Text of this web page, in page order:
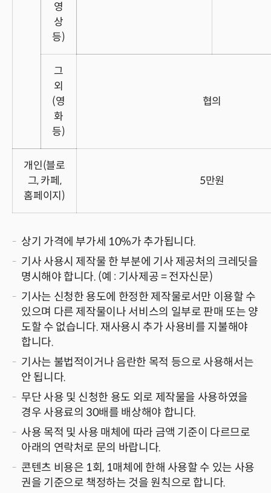
영
상
등)
그
외
(영
화
등)
협의
개인(블로
그, 카페,
홈페이지)
5만원
상기 가격에 부가세 10%가 추가됩니다.
기사 사용시 제작물 한 부분에 기사 제공처의 크레딧을
명시해야 합니다. (예 : 기사제공 = 전자신문)
기사는 신청한 용도에 한정한 제작물로서만 이용할 수
있으며 다른 제작물이나 서비스의 일부로 판매 또는 양
도할 수 없습니다. 재사용시 추가 사용비를 지불해야
합니다.
기사는 불법적이거나 음란한 목적 등으로 사용해서는
안 됩니다.
무단 사용 및 신청한 용도 외로 제작물을 사용하였을
경우 사용료의 30배를 배상해야 합니다.
사용 목적 및 사용 매체에 따라 금액 기준이 다르므로
아래의 연락처로 문의 바랍니다.
콘텐츠 비용은 1회, 1매체에 한해 사용할 수 있는 사용
권을 기준으로 책정하는 것을 원칙으로 합니다.